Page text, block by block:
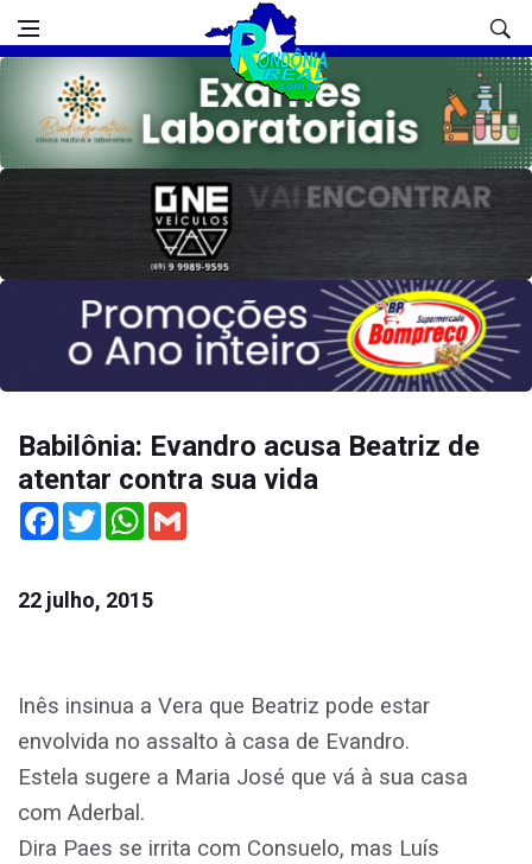
Babilônia: Evandro acusa Beatriz de
atentar contra sua vida
Facebook
TwitterWhatsApp
22 julho, 2015
Inês insinua a Vera que Beatriz pode estar
envolvida no assalto à casa de Evandro.
Estela sugere a Maria José que vá à sua casa
com Aderbal.
Dira Paes se irrita com Consuelo, mas Luís